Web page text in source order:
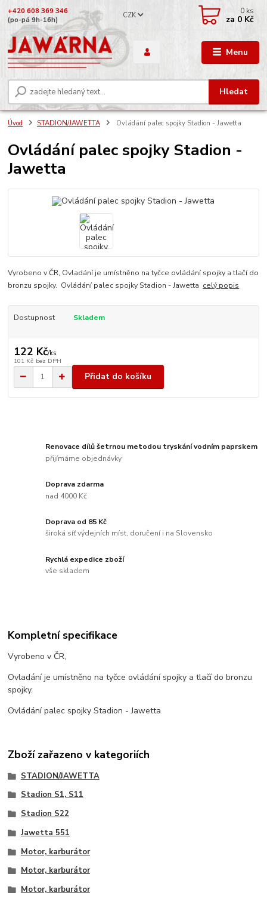
Menu
CZK
Hledat
+420 608 369 346
(po-pá 9h-16h)
0 ks
za 0 Kč
Úvod STADION/JAWETTA Ovládání palec spojky Stadion - Jawetta
Ovládání palec spojky Stadion -
Jawetta
Vyrobeno v ČR, Ovladání je umístněno na tyčce ovládání spojky a tlačí do
bronzu spojky. Ovládání palec spojky Stadion - Jawetta celý popis
Dostupnost Skladem
122 Kč/ks
101 Kč bez DPH
Přidat do košíku
Renovace dílů šetrnou metodou tryskání vodním paprskem
přijímáme objednávky
Doprava zdarma
nad 4000 Kč
Doprava od 85 Kč
široká síť výdejních míst, doručení i na Slovensko
Rychlá expedice zboží
vše skladem
Kompletní specifikace
Vyrobeno v ČR,
Ovladání je umístněno na tyčce ovládání spojky a tlačí do bronzu
spojky.
Ovládání palec spojky Stadion - Jawetta
Zboží zařazeno v kategoriích
STADION/JAWETTA
Stadion S1, S11
Stadion S22
Jawetta 551
Motor, karburátor
Motor, karburátor
Motor, karburátor